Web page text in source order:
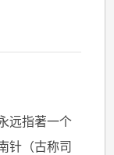
远指著一个
针（古称司